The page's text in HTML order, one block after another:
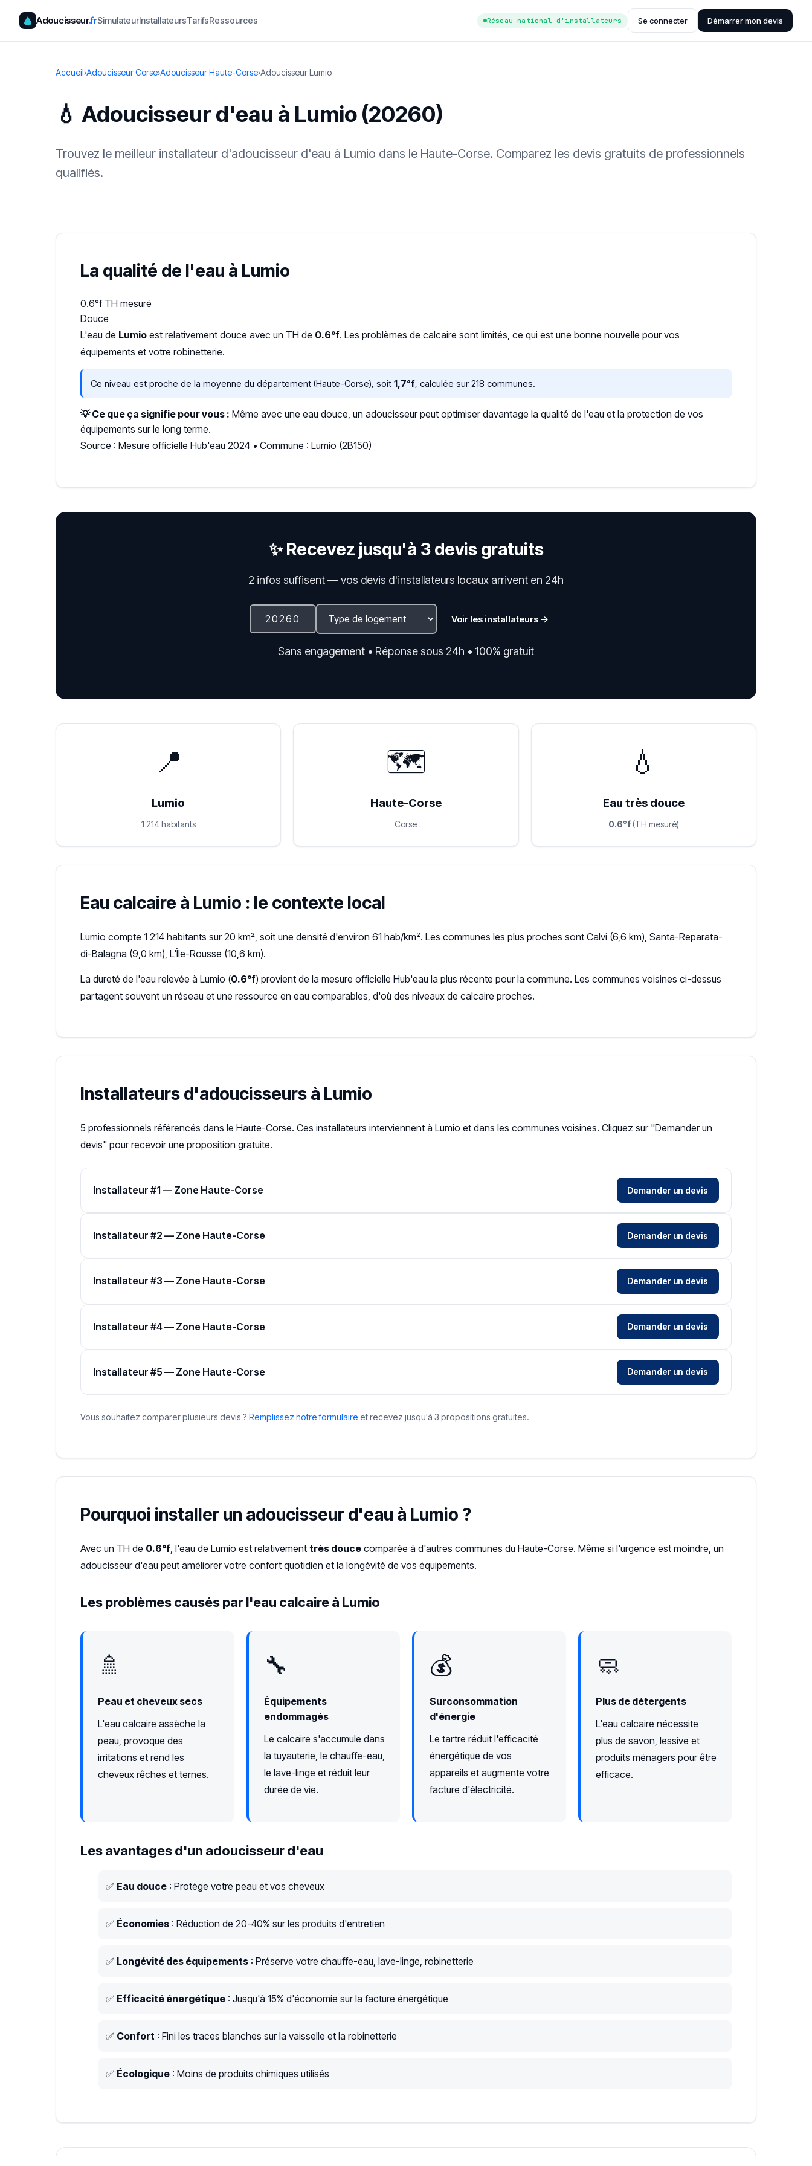
Adoucisseur.frSimulateurInstallateursTarifsRessources Réseau national d'installateurs Se connecter Démarrer mon devis
Accueil›Adoucisseur Corse›Adoucisseur Haute-Corse›Adoucisseur Lumio
💧 Adoucisseur d'eau à Lumio (20260)
Trouvez le meilleur installateur d'adoucisseur d'eau à Lumio dans le Haute-Corse. Comparez les devis gratuits de professionnels
qualifiés.
La qualité de l'eau à Lumio
0.6°f TH mesuré
Douce
L'eau de Lumio est relativement douce avec un TH de 0.6°f. Les problèmes de calcaire sont limités, ce qui est une bonne nouvelle pour vos
équipements et votre robinetterie.
Ce niveau est proche de la moyenne du département (Haute-Corse), soit 1,7°f, calculée sur 218 communes.
💡 Ce que ça signifie pour vous : Même avec une eau douce, un adoucisseur peut optimiser davantage la qualité de l'eau et la protection de vos
équipements sur le long terme.
Source : Mesure officielle Hub'eau 2024 • Commune : Lumio (2B150)
✨ Recevez jusqu'à 3 devis gratuits
2 infos suffisent — vos devis d'installateurs locaux arrivent en 24h
Voir les installateurs →
Sans engagement • Réponse sous 24h • 100% gratuit
📍
Lumio
1 214 habitants
🗺️
Haute-Corse
Corse
💧
Eau très douce
0.6°f(TH mesuré)
Eau calcaire à Lumio : le contexte local
Lumio compte 1 214 habitants sur 20 km², soit une densité d'environ 61 hab/km². Les communes les plus proches sont Calvi (6,6 km), Santa-Reparata-
di-Balagna (9,0 km), L'Île-Rousse (10,6 km).
La dureté de l'eau relevée à Lumio (0.6°f) provient de la mesure officielle Hub'eau la plus récente pour la commune. Les communes voisines ci-dessus
partagent souvent un réseau et une ressource en eau comparables, d'où des niveaux de calcaire proches.
Installateurs d'adoucisseurs à Lumio
5 professionnels référencés dans le Haute-Corse. Ces installateurs interviennent à Lumio et dans les communes voisines. Cliquez sur "Demander un
devis" pour recevoir une proposition gratuite.
Installateur #1 — Zone Haute-Corse Demander un devis
Installateur #2 — Zone Haute-Corse Demander un devis
Installateur #3 — Zone Haute-Corse Demander un devis
Installateur #4 — Zone Haute-Corse Demander un devis
Installateur #5 — Zone Haute-Corse Demander un devis
Vous souhaitez comparer plusieurs devis ? Remplissez notre formulaire et recevez jusqu'à 3 propositions gratuites.
Pourquoi installer un adoucisseur d'eau à Lumio ?
Avec un TH de 0.6°f , l'eau de Lumio est relativement très douce comparée à d'autres communes du Haute-Corse. Même si l'urgence est moindre, un
adoucisseur d'eau peut améliorer votre confort quotidien et la longévité de vos équipements.
Les problèmes causés par l'eau calcaire à Lumio
🚿
Peau et cheveux secs
L'eau calcaire assèche la
peau, provoque des
irritations et rend les
cheveux rêches et ternes.
🔧
Équipements
endommagés
Le calcaire s'accumule dans
la tuyauterie, le chauffe-eau,
le lave-linge et réduit leur
durée de vie.
💰
Surconsommation
d'énergie
Le tartre réduit l'efficacité
énergétique de vos
appareils et augmente votre
facture d'électricité.
🧼
Plus de détergents
L'eau calcaire nécessite
plus de savon, lessive et
produits ménagers pour être
efficace.
Les avantages d'un adoucisseur d'eau
✅ Eau douce : Protège votre peau et vos cheveux
✅ Économies : Réduction de 20-40% sur les produits d'entretien
✅ Longévité des équipements : Préserve votre chauffe-eau, lave-linge, robinetterie
✅ Efficacité énergétique : Jusqu'à 15% d'économie sur la facture énergétique
✅ Confort : Fini les traces blanches sur la vaisselle et la robinetterie
✅ Écologique : Moins de produits chimiques utilisés